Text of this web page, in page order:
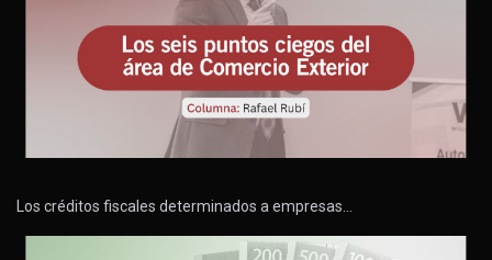
Los créditos fiscales determinados a empresas…